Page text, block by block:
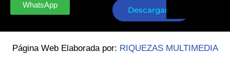
WhatsApp Descargar
Página Web Elaborada por: RIQUEZAS MULTIMEDIA